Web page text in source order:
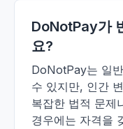
DoNotPay가
요?
DoNotPay는 일
수 있지만, 인간
복잡한 법적 문제
경우에는 자격을